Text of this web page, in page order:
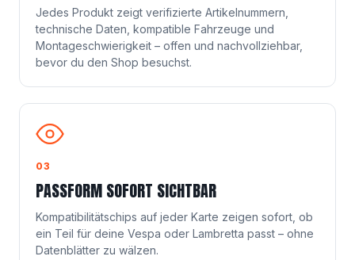
Jedes Produkt zeigt verifizierte Artikelnummern,
technische Daten, kompatible Fahrzeuge und
Montageschwierigkeit – offen und nachvollziehbar,
bevor du den Shop besuchst.
03
PASSFORM SOFORT SICHTBAR
Kompatibilitätschips auf jeder Karte zeigen sofort, ob
ein Teil für deine Vespa oder Lambretta passt – ohne
Datenblätter zu wälzen.